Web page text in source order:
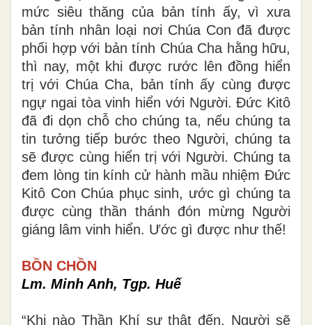
mức siêu thăng của bản tính ấy, vì xưa
bản tính nhân loại nơi Chúa Con đã được
phối hợp với bản tính Chúa Cha hằng hữu,
thì nay, một khi được rước lên đồng hiển
trị với Chúa Cha, bản tính ấy cùng được
ngự ngai tòa vinh hiển với Người. Đức Kitô
đã đi dọn chỗ cho chúng ta, nếu chúng ta
tin tưởng tiếp bước theo Người, chúng ta
sẽ được cùng hiển trị với Người. Chúng ta
đem lòng tin kính cử hành mầu nhiệm Đức
Kitô Con Chúa phục sinh, ước gì chúng ta
được cùng thần thánh đón mừng Người
giáng lâm vinh hiển. Ước gì được như thế!
BỒN CHỒN
Lm. Minh Anh, Tgp. Huế
“Khi nào Thần Khí sự thật đến, Người sẽ